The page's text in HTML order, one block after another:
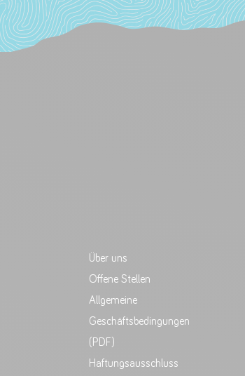
Über uns
Offene Stellen
Allgemeine
Geschäftsbedingungen
(PDF)
Haftungsausschluss